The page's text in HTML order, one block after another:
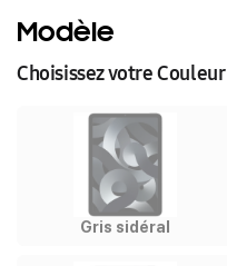
Modèle
Choisissez votre Couleur
Gris sidéral